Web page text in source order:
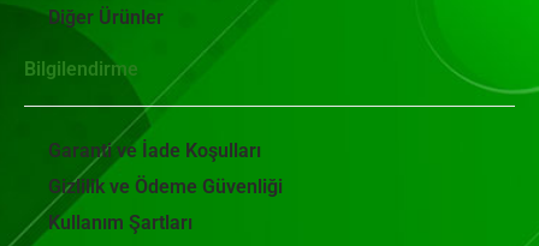
Diğer Ürünler
Bilgilendirme
Garanti ve İade Koşulları
Gizlilik ve Ödeme Güvenliği
Kullanım Şartları